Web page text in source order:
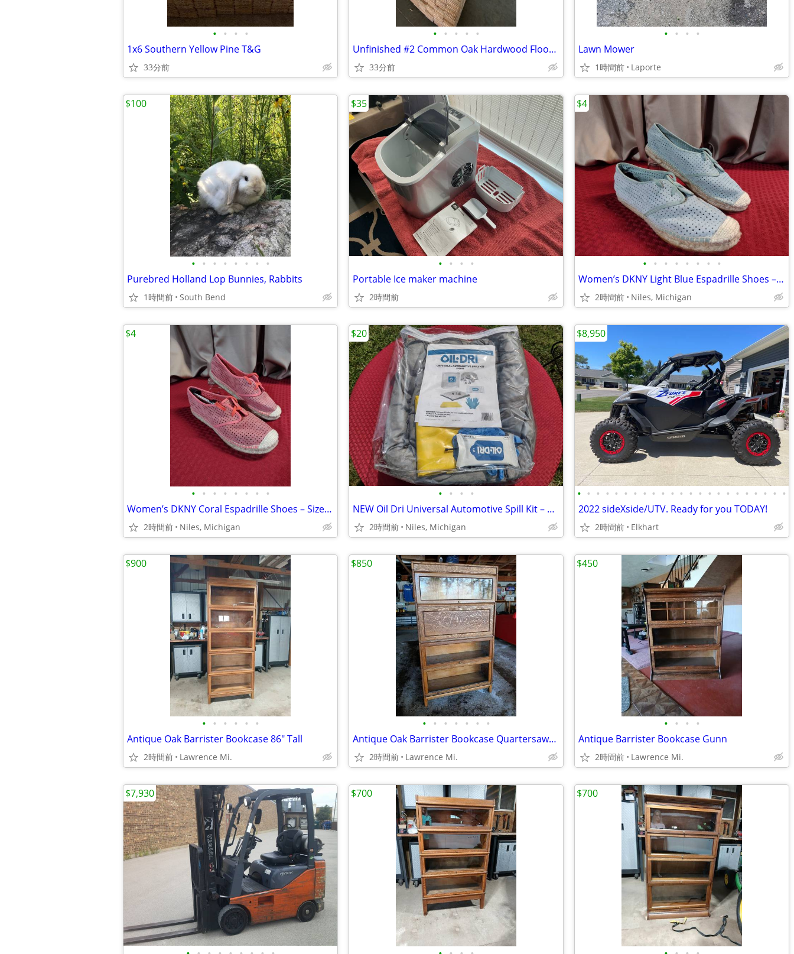
• • • •
1x6 Southern Yellow Pine T&G
33分前
• • • • •
Unfinished #2 Common Oak Hardwood Flooring
33分前
• • • •
Lawn Mower
1時間前 Laporte
• • • • • • • •
Purebred Holland Lop Bunnies, Rabbits
1時間前 South Bend
$100
• • • •
Portable Ice maker machine
2時間前
$35
• • • • • • • •
Women’s DKNY Light Blue Espadrille Shoes – Size 9M
2時間前 Niles, Michigan
$4
• • • • • • • •
Women’s DKNY Coral Espadrille Shoes – Size 9M
2時間前 Niles, Michigan
$4
• • • •
NEW Oil Dri Universal Automotive Spill Kit – Model L90698
2時間前 Niles, Michigan
$20
• • • • • • • • • • • • • • • • • • • • • • •
2022 sideXside/UTV. Ready for you TODAY!
2時間前 Elkhart
$8,950
• • • • • •
Antique Oak Barrister Bookcase 86" Tall
2時間前 Lawrence Mi.
$900
• • • • • • •
Antique Oak Barrister Bookcase Quartersawn Gunn Secretary Section
2時間前 Lawrence Mi.
$850
• • • •
Antique Barrister Bookcase Gunn
2時間前 Lawrence Mi.
$450
$7,930 $700 $700